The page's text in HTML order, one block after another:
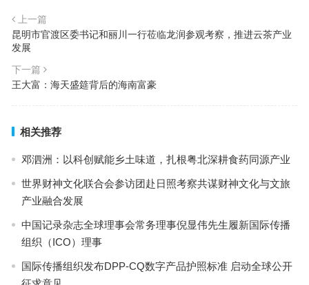
上一篇
昆明市官渡区委书记和丽川一行莅临龙润参观考察，推进云茶产业
发展
下一篇
王大富：海天盛筵背后的海南富豪
相关推荐
邓泗洲：以科创赋能乡土味道，扎根粤北深耕食药同源产业
世界财神文化联合会参访团赴日照考察共谋财神文化与文旅
产业融合发展
中国记录杂志全球理事会常务理事倪显伟先生履新国际传播
组织（ICO）理事
国际传播组织发布DPP-CQ数字产品护照标准 启动全球公开